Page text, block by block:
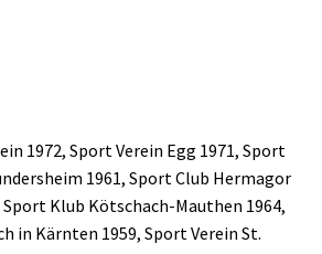
1972, Sport Verein Egg 1971, Sport
1961, Sport Club Hermagor
Klub Kötschach-Mauthen 1964,
in Kärnten 1959, Sport Verein St.